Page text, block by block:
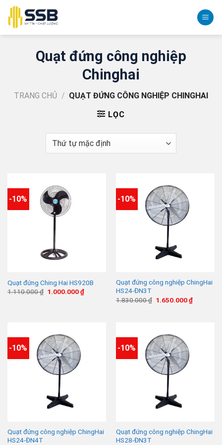
Skip
content
Quạt đứng công nghiệp
Chinghai
TRANG CHỦ / QUẠT ĐỨNG CÔNG NGHIỆP CHINGHAI
LỌC
-10%
Quạt đứng Ching Hai HS920B
1.110.000₫ Giá
1.000.000₫Giá
hiện
-10%
Quạt đứng công nghiệp ChingHai
HS24-ĐN3T
1.830.000₫ Giá
1.650.000₫Giá
hiện
-10%
Quạt đứng công nghiệp ChingHai
HS24-ĐN4T
-10%
Quạt đứng công nghiệp ChingHai
HS28-ĐN3T